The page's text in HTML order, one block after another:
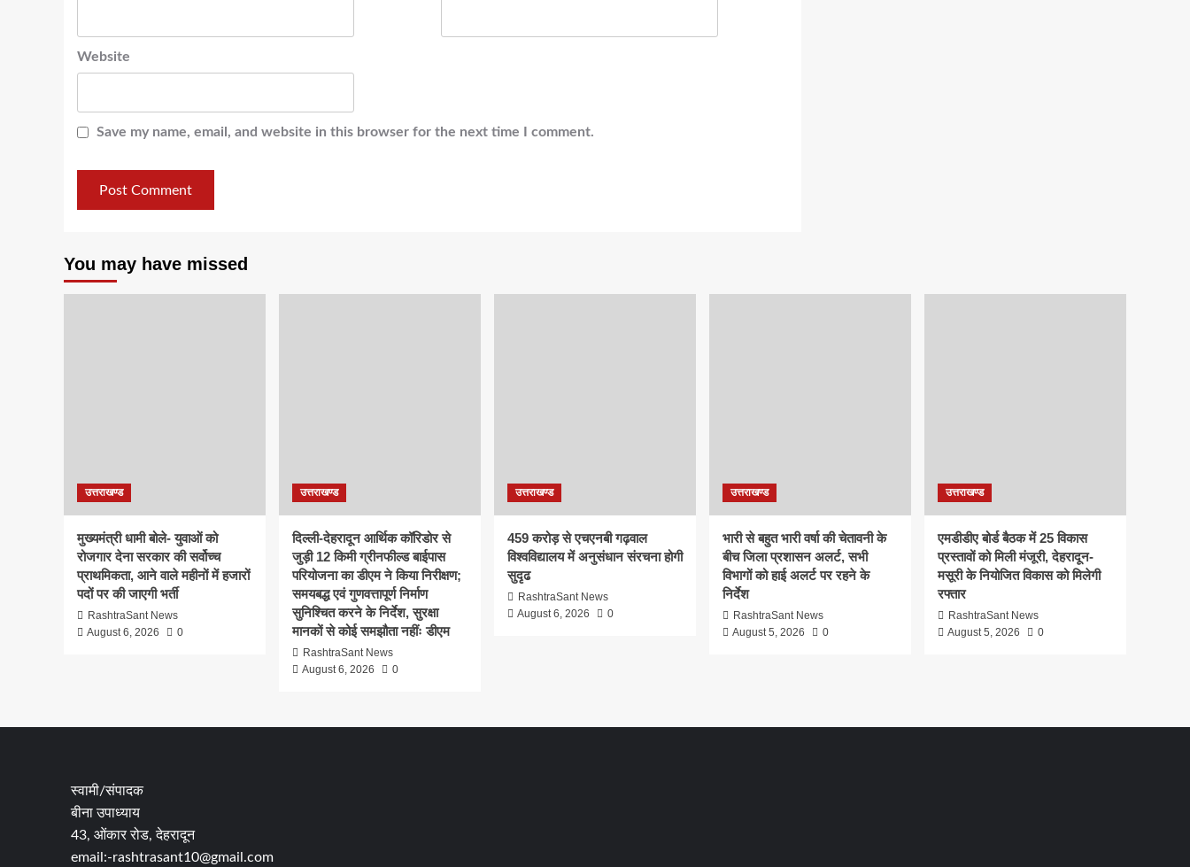
Website
Save my name, email, and website in this browser for the next time I comment.
You may have missed
उत्तराखण्ड
मुख्यमंत्री धामी बोले- युवाओं को
रोजगार देना सरकार की सर्वोच्च
प्राथमिकता, आने वाले महीनों में हजारों
पदों पर की जाएगी भर्ती
RashtraSant News
August 6, 2026
0
उत्तराखण्ड
दिल्ली-देहरादून आर्थिक कॉरिडोर से
जुड़ी 12 किमी ग्रीनफील्ड बाईपास
परियोजना का डीएम ने किया निरीक्षण;
समयबद्ध एवं गुणवत्तापूर्ण निर्माण
सुनिश्चित करने के निर्देश, सुरक्षा
मानकों से कोई समझौता नहींः डीएम
RashtraSant News
August 6, 2026
0
उत्तराखण्ड
459 करोड़ से एचएनबी गढ़वाल
विश्वविद्यालय में अनुसंधान संरचना होगी
सुदृढ
RashtraSant News
August 6, 2026
0
उत्तराखण्ड
भारी से बहुत भारी वर्षा की चेतावनी के
बीच जिला प्रशासन अलर्ट, सभी
विभागों को हाई अलर्ट पर रहने के
निर्देश
RashtraSant News
August 5, 2026
0
उत्तराखण्ड
एमडीडीए बोर्ड बैठक में 25 विकास
प्रस्तावों को मिली मंजूरी, देहरादून-
मसूरी के नियोजित विकास को मिलेगी
रफ्तार
RashtraSant News
August 5, 2026
0
स्वामी/संपादक
बीना उपाध्याय
43, ओंकार रोड, देहरादून
email:-rashtrasant10@gmail.com